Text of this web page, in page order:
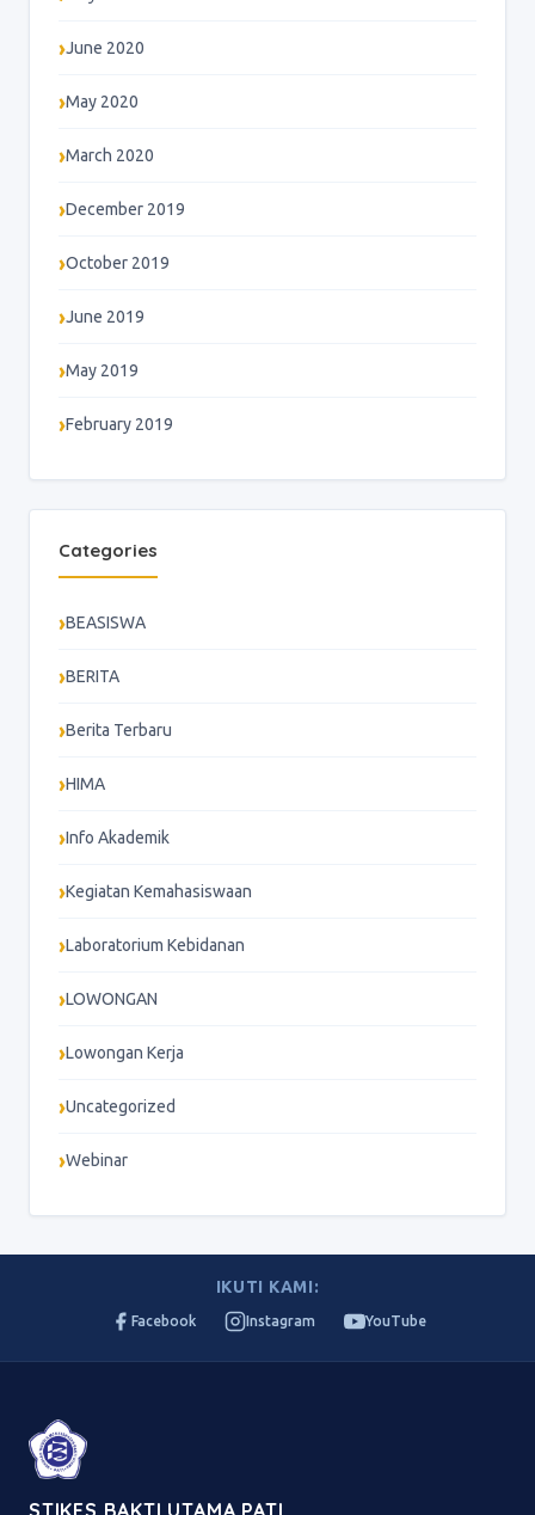
June 2020
May 2020
March 2020
December 2019
October 2019
June 2019
May 2019
February 2019
Categories
BEASISWA
BERITA
Berita Terbaru
HIMA
Info Akademik
Kegiatan Kemahasiswaan
Laboratorium Kebidanan
LOWONGAN
Lowongan Kerja
Uncategorized
Webinar
IKUTI KAMI:
Facebook Instagram YouTube
STIKES BAKTI UTAMA PATI